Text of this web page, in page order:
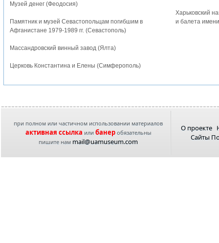
Музей денег (Феодосия)
Памятник и музей Севастопольцам погибшим в
Афганистане 1979-1989 гг. (Севастополь)
Массандровский винный завод (Ялта)
Церковь Константина и Елены (Симферополь)
Харьковский
и балета
при полном или частичном использовании материалов
активная ссылка или банеробязательны
пишите нам mail@uamuseum.com
О проекте
Сайты